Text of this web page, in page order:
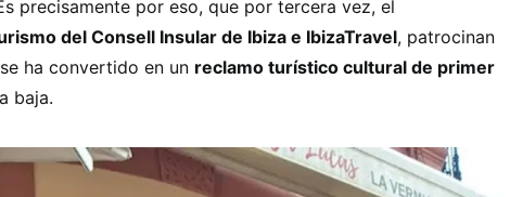
precisamente por eso, que por tercera vez, el
del Consell Insular de Ibiza e IbizaTravel, patrocinan
ha convertido en un reclamo turístico cultural de primer
baja.